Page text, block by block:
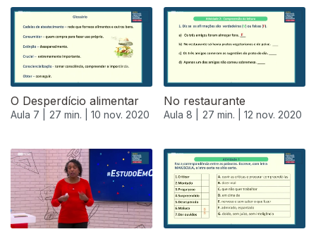
O Desperdício alimentar
Aula 7 | 27 min. | 10 nov. 2020
No restaurante
Aula 8 | 27 min. | 12 nov. 2020